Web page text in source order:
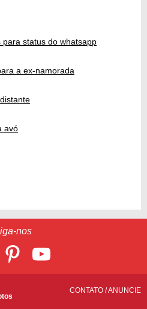
status do whatsapp
a ex-namorada
avó
nos
CONTATO /ANUNCIE